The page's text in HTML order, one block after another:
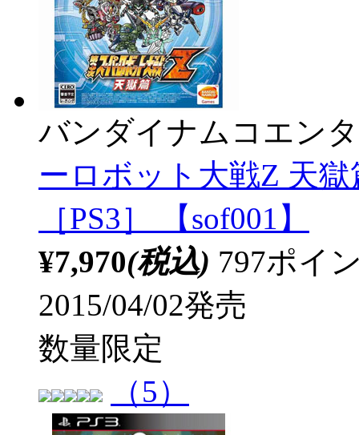
バンダイナムコエン
ーロボット大戦Z 天
［PS3］ 【sof001】
¥7,970(税込) 797ポイ
2015/04/02発売
数量限定
（5）